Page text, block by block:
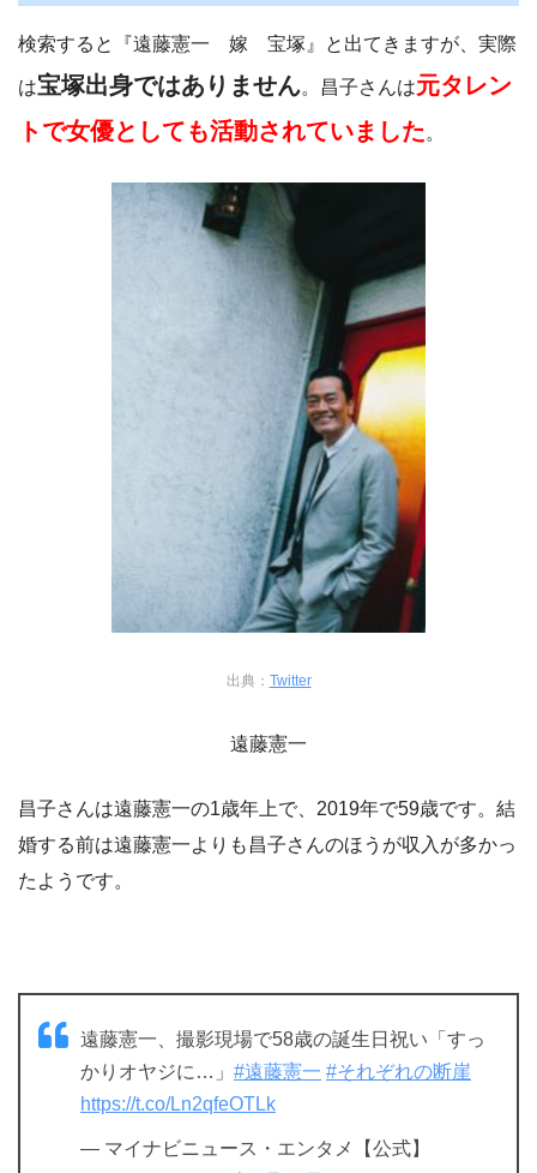
検索すると『遠藤憲一 嫁 宝塚』と出てきますが、実際
は宝塚出身ではありません。昌子さんは元タレン
トで女優としても活動されていました。
出典： Twitter
遠藤憲一
昌子さんは遠藤憲一の1歳年上で、2019年で59歳です。結
婚する前は遠藤憲一よりも昌子さんのほうが収入が多かっ
たようです。
遠藤憲一、撮影現場で58歳の誕生日祝い「すっ
かりオヤジに…」 #遠藤憲一 #それぞれの断崖
https://t.co/Ln2qfeOTLk
— マイナビニュース・エンタメ【公式】